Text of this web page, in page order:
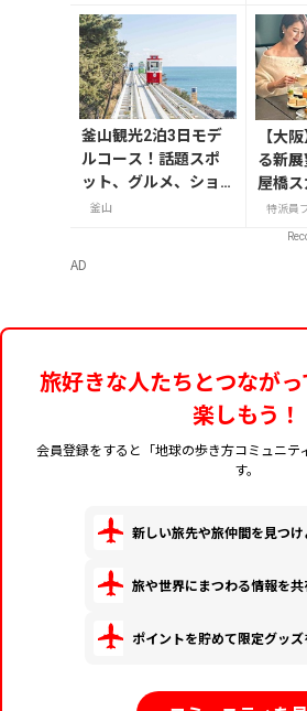
物】
釜山観光2泊3日モデ
ルコース！話題スポ
ット、グルメ、ショ
ッピングを満喫
釜山
【大
る新
屋橋ス
30階
特派員
AD
旅好きな人たちとつなが
楽しもう！
会員登録をすると「地球の歩き方コミュニテ
す。
新しい旅先や旅仲間を見つけ
旅や世界にまつわる情報を共
ポイントを貯めて限定グッズ